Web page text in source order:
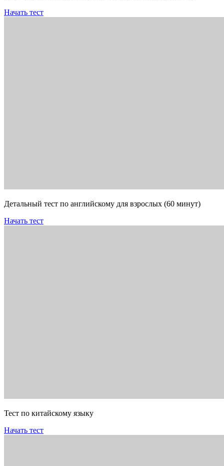
Начать тест
Детальный тест по английскому для взрослых (60 минут)
Начать тест
Тест по китайскому языку
Начать тест